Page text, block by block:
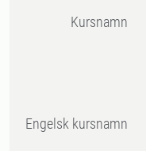
Kursnamn
Engelsk kursnamn